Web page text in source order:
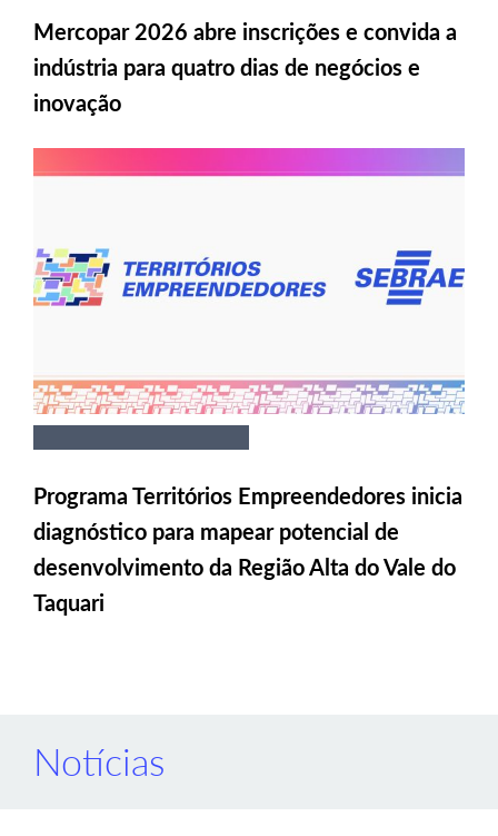
Mercopar 2026 abre inscrições e convida a
indústria para quatro dias de negócios e
inovação
Programa Territórios Empreendedores inicia
diagnóstico para mapear potencial de
desenvolvimento da Região Alta do Vale do
Taquari
Notícias